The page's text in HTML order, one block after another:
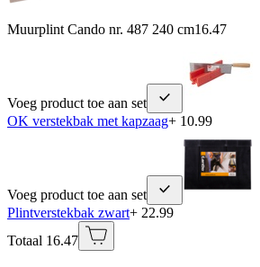
Muurplint Cando nr. 487 240 cm16.47
Voeg product toe aan set
OK verstekbak met kapzaag+ 10.99
Voeg product toe aan set
Plintverstekbak zwart+ 22.99
Totaal 16.47